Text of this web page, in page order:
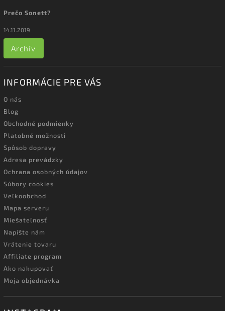
Prečo Sonett?
14.11.2019
Archív
INFORMÁCIE PRE VÁS
O nás
Blog
Obchodné podmienky
Platobné možnosti
Spôsob dopravy
Adresa prevádzky
Ochrana osobných údajov
Súbory cookies
Veľkoobchod
Mapa serveru
Miešateľnosť
Napíšte nám
Vrátenie tovaru
Affiliate program
Ako nakupovať
Moja objednávka